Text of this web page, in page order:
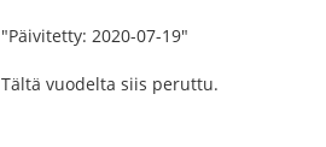
"Päivitetty: 2020-07-19"
Tältä vuodelta siis peruttu.